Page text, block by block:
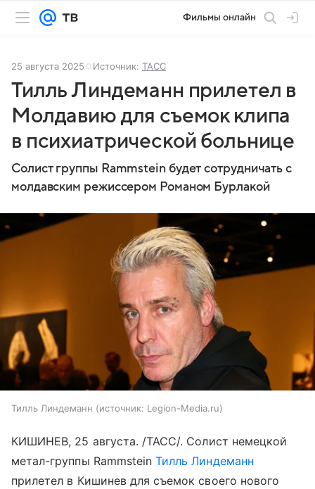
Фильмы онлайн
25 августа 2025 Источник: ТАСС
Тилль Линдеманн прилетел в
Молдавию для съемок клипа
в психиатрической больнице
Солист группы Rammstein будет сотрудничать с
молдавским режиссером Романом Бурлакой
Тилль Линдеманн источник: Legion-Media.ru
КИШИНЕВ, 25 августа. /ТАСС/. Солист немецкой
метал-группы RammsteinТилль Линдеманн
прилетел в Кишинев для съемок своего нового